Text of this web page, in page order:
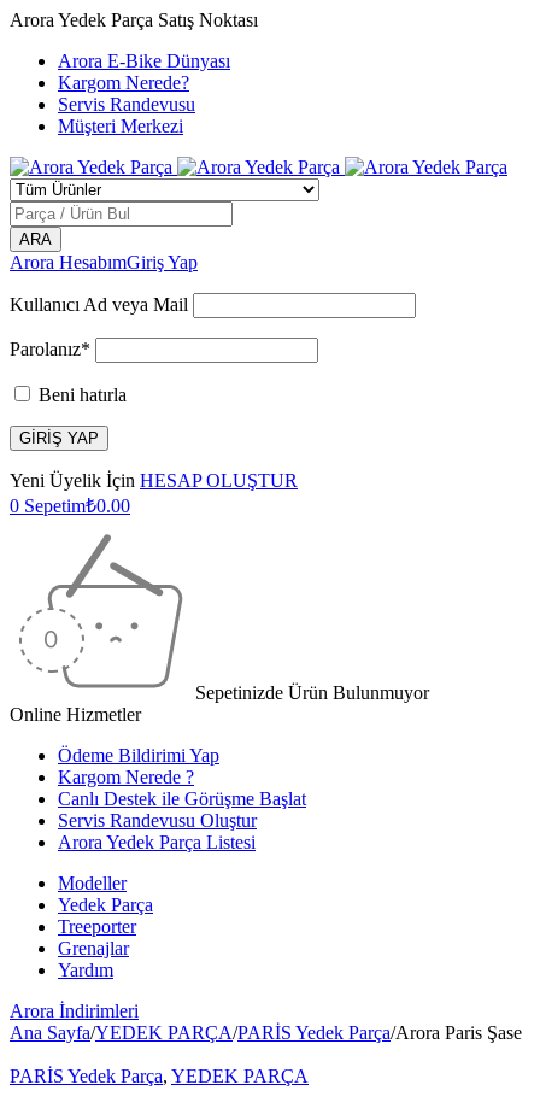
Arora Yedek Parça Satış Noktası
Arora E-Bike Dünyası
Kargom Nerede?
Servis Randevusu
Müşteri Merkezi
Arora HesabımGiriş Yap
Kullanıcı Ad veya Mail
Parolanız*
Beni hatırla
Yeni Üyelik İçin HESAP OLUŞTUR
0 Sepetim₺0.00
Sepetinizde Ürün Bulunmuyor
Online Hizmetler
Ödeme Bildirimi Yap
Kargom Nerede ?
Canlı Destek ile Görüşme Başlat
Servis Randevusu Oluştur
Arora Yedek Parça Listesi
Modeller
Yedek Parça
Treeporter
Grenajlar
Yardım
Arora İndirimleri
Ana Sayfa/YEDEK PARÇA/PARİS Yedek Parça/Arora Paris Şase
PARİS Yedek Parça, YEDEK PARÇA